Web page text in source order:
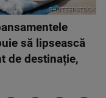
SHUTTERSTOCK
să lipsească
de destinație,